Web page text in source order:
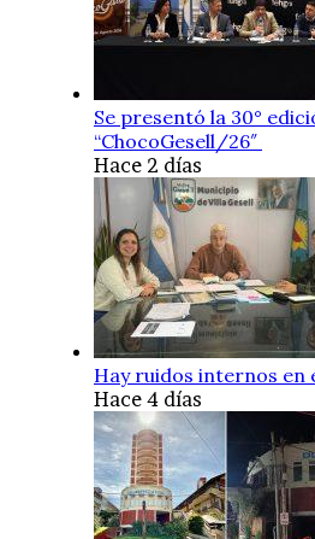
Se presentó la 30°
“ChocoGesell/26″
Hace 2 días
Hay ruidos internos en
Hace 4 días